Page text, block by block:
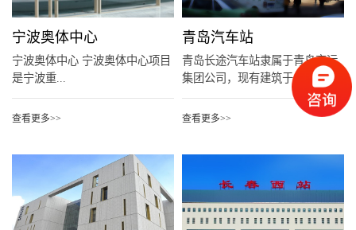
宁波奥体中心
宁波奥体中心 宁波奥体中心项目
是宁波重...
查看更多>>
青岛汽车站
青岛长途汽车站隶属于青岛交运
集团公司，现有建筑于1...
查看更多>>